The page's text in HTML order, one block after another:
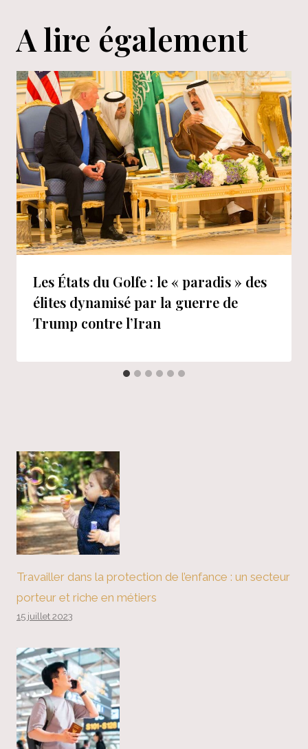
A lire également
Les États du Golfe : le « paradis » des
élites dynamisé par la guerre de
Trump contre l’Iran
Travailler dans la protection de l’enfance : un secteur
porteur et riche en métiers
15 juillet 2023